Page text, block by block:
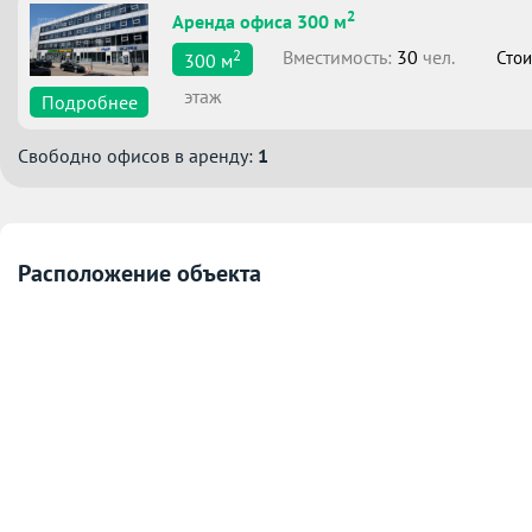
Подробнее
Аренда офиса 300 м2
300 м2 Вместимоcть: 30 чел.
этаж
Свободно офисов в аренду: 1
Расположение объекта